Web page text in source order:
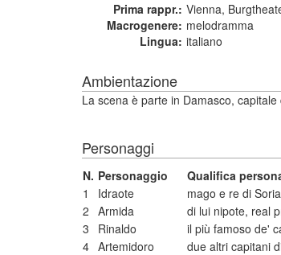
Prima rappr.: Vienna,
Macrogenere: melodramma
Lingua: italiano
Ambientazione
La scena è parte in Damasco,
Personaggi
N. Personaggio Qualifica
1
Idraote mago e re di Soria
2 Armida di lui nipote, real
3
Rinaldo il più famoso de'
4 Artemidoro due altri capitani